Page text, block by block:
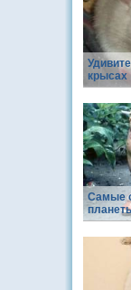
крысах
Самые